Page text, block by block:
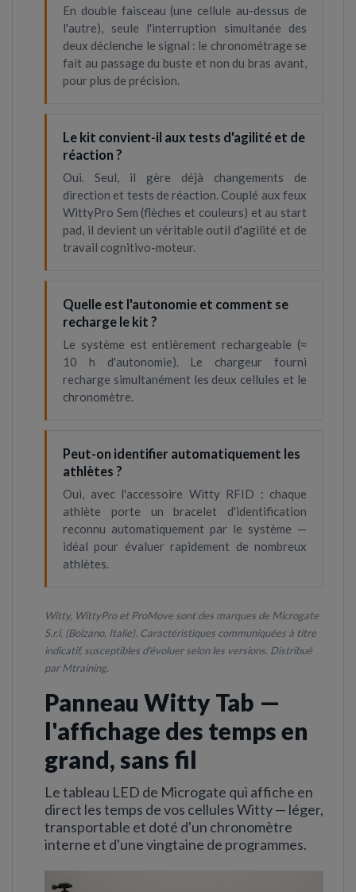
En double faisceau (une cellule au-dessus de
l'autre), seule l'interruption simultanée des
deux déclenche le signal : le chronométrage se
fait au passage du buste et non du bras avant,
pour plus de précision.
Le kit convient-il aux tests d'agilité et de
réaction ?
Oui. Seul, il gère déjà changements de
direction et tests de réaction. Couplé aux feux
WittyPro Sem (flèches et couleurs) et au start
pad, il devient un véritable outil d'agilité et de
travail cognitivo-moteur.
Quelle est l'autonomie et comment se
recharge le kit ?
Le système est entièrement rechargeable (≈
10 h d'autonomie). Le chargeur fourni
recharge simultanément les deux cellules et le
chronomètre.
Peut-on identifier automatiquement les
athlètes ?
Oui, avec l'accessoire Witty RFID : chaque
athlète porte un bracelet d'identification
reconnu automatiquement par le système —
idéal pour évaluer rapidement de nombreux
athlètes.
Witty, WittyPro et ProMove sont des marques de Microgate
S.r.l. (Bolzano, Italie). Caractéristiques communiquées à titre
indicatif, susceptibles d'évoluer selon les versions. Distribué
par Mtraining.
Panneau Witty Tab —
l'affichage des temps en
grand, sans fil
Le tableau LED de Microgate qui affiche en
direct les temps de vos cellules Witty — léger,
transportable et doté d'un chronomètre
interne et d'une vingtaine de programmes.